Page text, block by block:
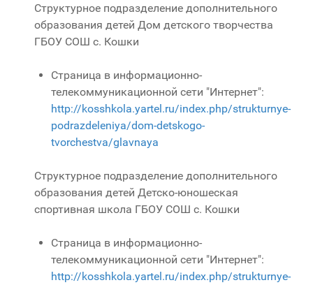
Структурное подразделение дополнительного
образования детей Дом детского творчества
ГБОУ СОШ с. Кошки
Страница в информационно-
телекоммуникационной сети "Интернет":
http://kosshkola.yartel.ru/index.php/strukturnye-
podrazdeleniya/dom-detskogo-
tvorchestva/glavnaya
Структурное подразделение дополнительного
образования детей Детско-юношеская
спортивная школа ГБОУ СОШ с. Кошки
Страница в информационно-
телекоммуникационной сети "Интернет":
http://kosshkola.yartel.ru/index.php/strukturnye-